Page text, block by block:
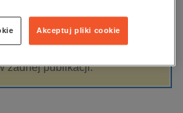
technologie, informatyka
Filtrowanie
żadnej publikacji.
Akceptuj pliki cookie